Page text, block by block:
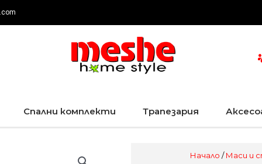
Спални комплекти Трапезария
Начало /Маси и